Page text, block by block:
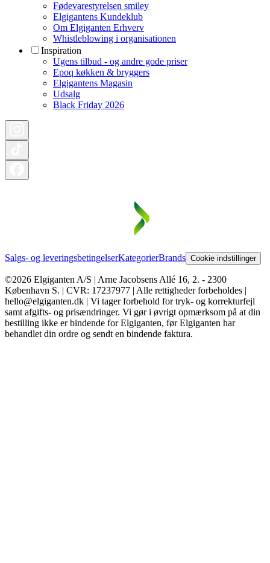
Fødevarestyrelsen smiley
Elgigantens Kundeklub
Om Elgiganten Erhverv
Whistleblowing i organisationen
Inspiration
Ugens tilbud - og andre gode priser
Epoq køkken & bryggers
Elgigantens Magasin
Udsalg
Black Friday 2026
Salgs- og leveringsbetingelserKategorierBrands Cookie indstillinger
©2026 Elgiganten A/S | Arne Jacobsens Allé 16, 2. - 2300
København S. | CVR: 17237977 | Alle rettigheder forbeholdes |
hello@elgiganten.dk | Vi tager forbehold for tryk- og korrekturfejl
samt afgifts- og prisændringer. Vi gør i øvrigt opmærksom på at din
bestilling ikke er bindende for Elgiganten, før Elgiganten har
behandlet din ordre og sendt en bindende faktura.